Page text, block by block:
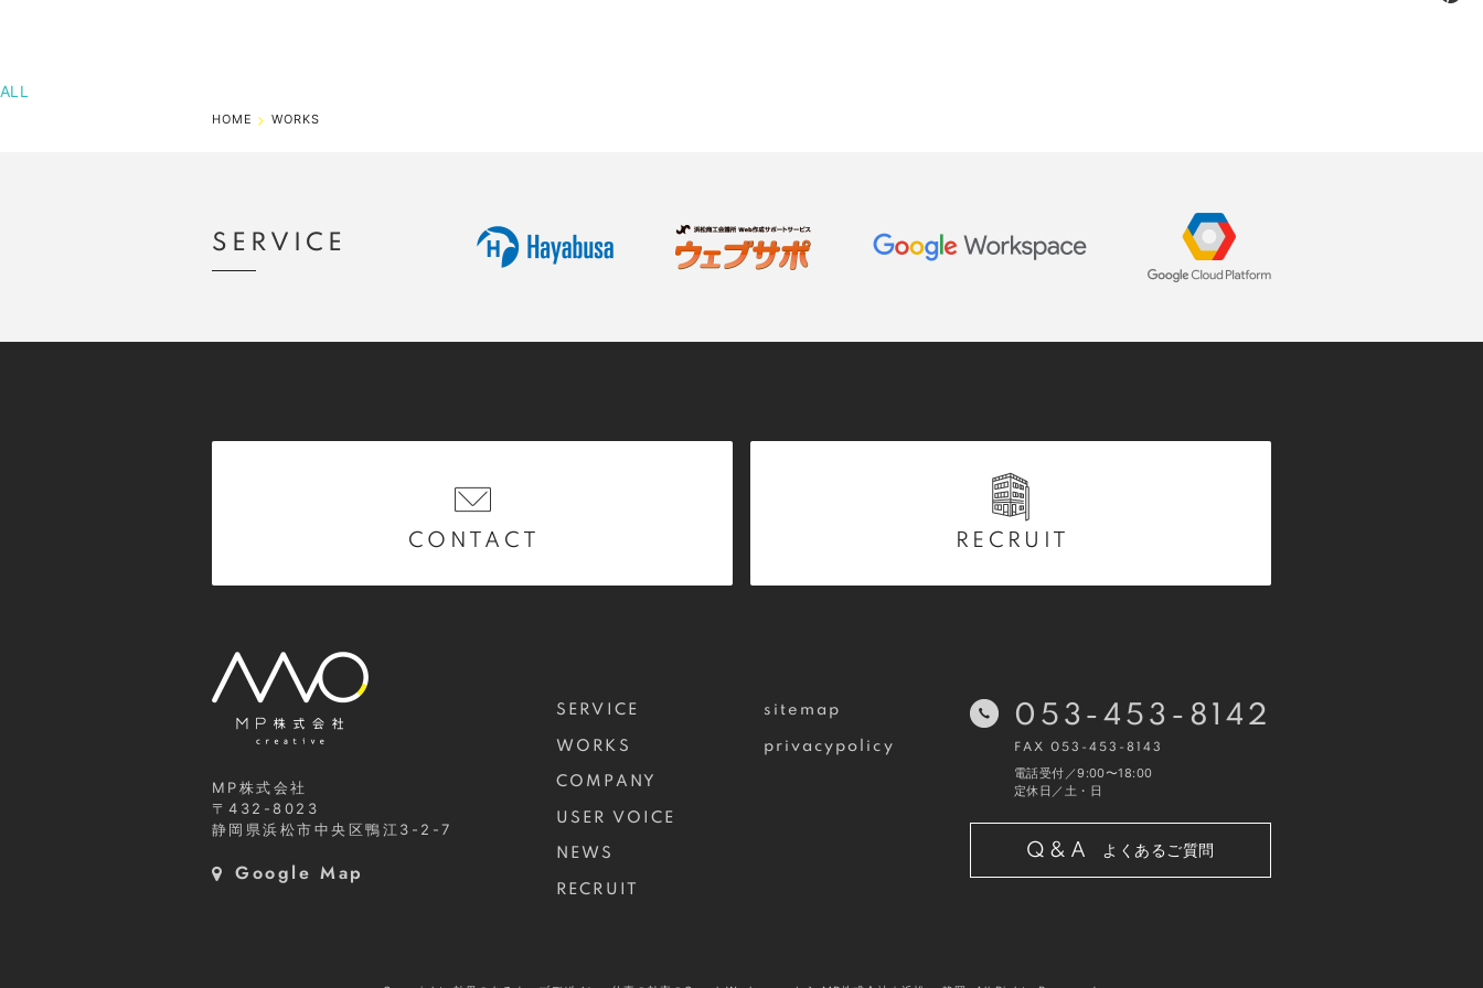
ALL
HOME WORKS
SERVICE
CONTACT RECRUIT
MP株式会社
〒432-8023
静岡県浜松市中央区鴨江3-2-7
Google Map
SERVICE
WORKS
COMPANY
USER VOICE
NEWS
RECRUIT
sitemap
privacypolicy
053-453-8142
FAX 053-453-8143
電話受付／9:00〜18:00
定休日／土・日
Q&A よくあるご質問